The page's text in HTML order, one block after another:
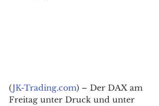
(JK-Trading.com) – Der DAX am
Freitag unter Druck und unter